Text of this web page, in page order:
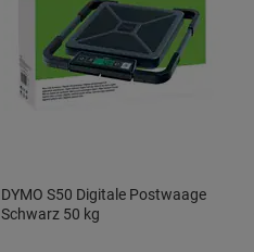
DYMO S50 Digitale Postwaage
Schwarz 50 kg